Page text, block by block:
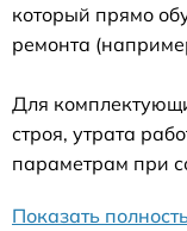
который прямо
ремонта
Для
строя, утрата
параметрам при
Показать